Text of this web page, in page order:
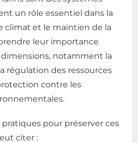
un rôle essentiel dans la
climat et le maintien de la
leur importance
notamment la
régulation des ressources
contre les
pour préserver ces
citer :